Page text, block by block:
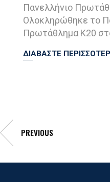
Πανελλήνιο
Ολοκληρώθηκε το
Πρωτάθλημα Κ20
ΔΙΑΒΑΣΤΕ
PREVIOUS